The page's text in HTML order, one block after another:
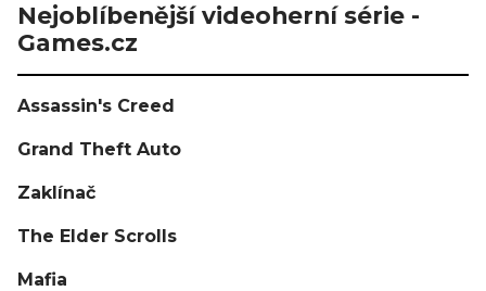
Nejoblíbenější videoherní série -
Games.cz
Assassin's Creed
Grand Theft Auto
Zaklínač
The Elder Scrolls
Mafia